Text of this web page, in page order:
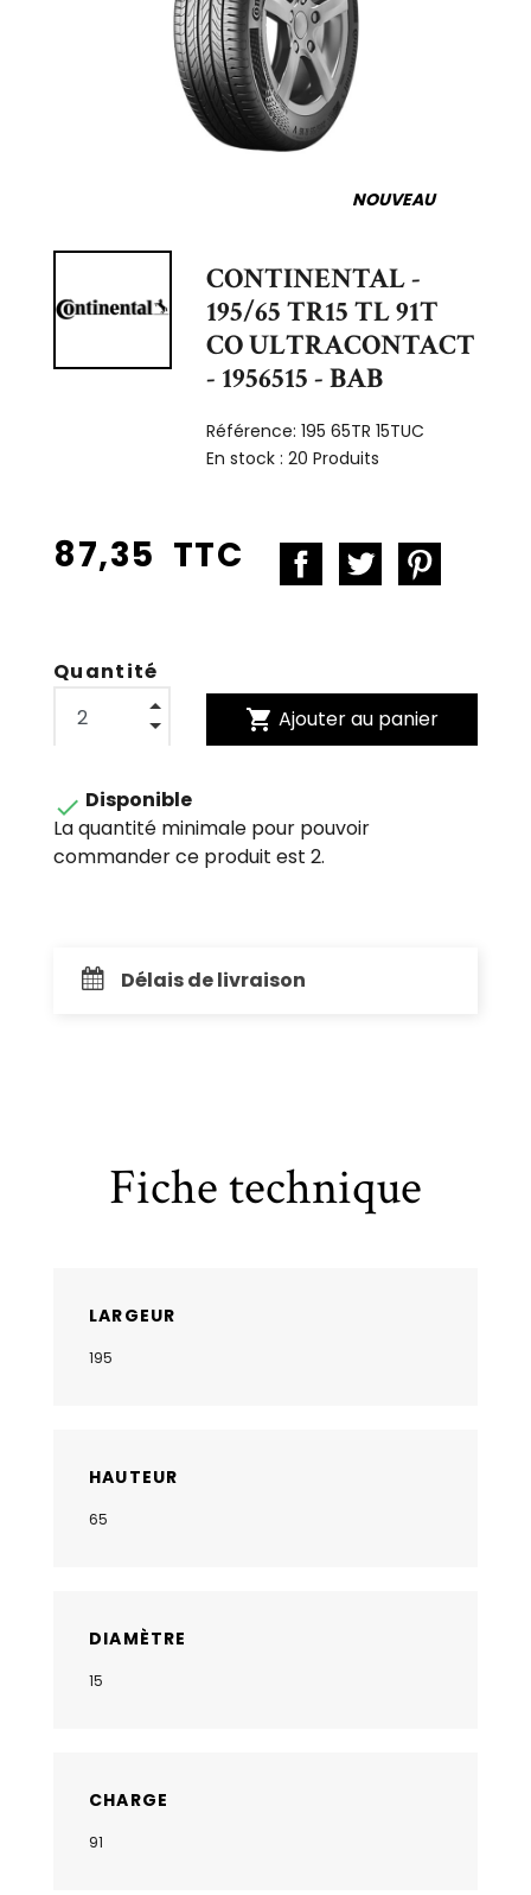
NOUVEAU
CONTINENTAL -
195/65 TR15 TL 91T
CO ULTRACONTACT
- 1956515 - BAB
Référence:195 65TR 15TUC
En stock :20 Produits
87,35 TTC
Quantité
shopping_cart Ajouter au panier
 Disponible
La quantité minimale pour pouvoir
commander ce produit est 2.
Délais de livraison
Fiche technique
LARGEUR
195
HAUTEUR
65
DIAMÈTRE
15
CHARGE
91